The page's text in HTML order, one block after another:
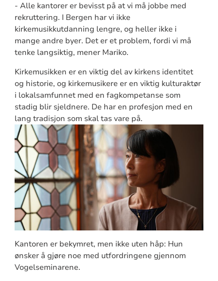
- Alle kantorer er bevisst på at vi må jobbe med
rekruttering. I Bergen har vi ikke
kirkemusikkutdanning lengre, og heller ikke i
mange andre byer. Det er et problem, fordi vi må
tenke langsiktig, mener Mariko.
Kirkemusikken er en viktig del av kirkens identitet
og historie, og kirkemusikere er en viktig kulturaktør
i lokalsamfunnet med en fagkompetanse som
stadig blir sjeldnere. De har en profesjon med en
lang tradisjon som skal tas vare på.
Kantoren er bekymret, men ikke uten håp: Hun
ønsker å gjøre noe med utfordringene gjennom
Vogelseminarene.